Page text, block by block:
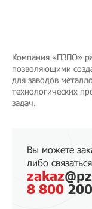
Компания «ПЗПО»
позволяющими
для заводов
технологических
задач.
Вы можете
либо
zakaz
8 800